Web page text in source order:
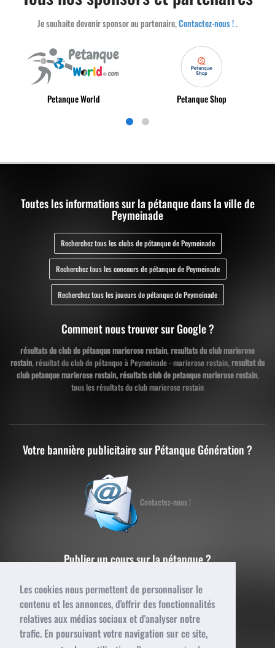
Les cookies nous permettent de personnaliser le
contenu et les annonces, d'offrir des fonctionnalités
relatives aux médias sociaux et d'analyser notre
trafic. En poursuivant votre navigation sur ce site,
Je souhaite devenir sponsor ou partenaire,Contactez-nous !.
Petanque World Petanque Shop
Toutes les informations sur la pétanque dans la ville de
Peymeinade
Recherchez tous les clubs de pétanque de Peymeinade
Recherchez tous les concours de pétanque de Peymeinade
Recherchez tous les joueurs de pétanque de Peymeinade
Comment nous trouver sur Google ?
résultats du club de pétanque marierose rostain,resultats du club marierose
rostain, résultat du club de pétanque à Peymeinade - marierose rostain, resultat du
club petanque marierose rostain, résultats club de petanque marierose rostain,
tous les résultats du club marierose rostain
Votre bannière publicitaire sur Pétanque Génération ?
Contactez-nous !
Publier un cours sur la pétanque ?
Contactez-nous !